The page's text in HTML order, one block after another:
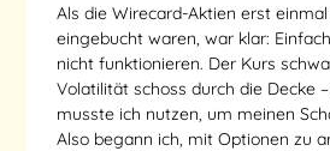
Als die Wirecard-Aktien erst
eingebucht waren, war klar:
nicht funktionieren. Der Kurs
Volatilität schoss durch die Decke
musste ich nutzen, um meinen
Also begann ich, mit Optionen zu